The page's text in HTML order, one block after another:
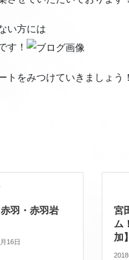
い方には
す！
トをみつけていきましょう！
羽・赤羽岩
16日
宮
ム
加】